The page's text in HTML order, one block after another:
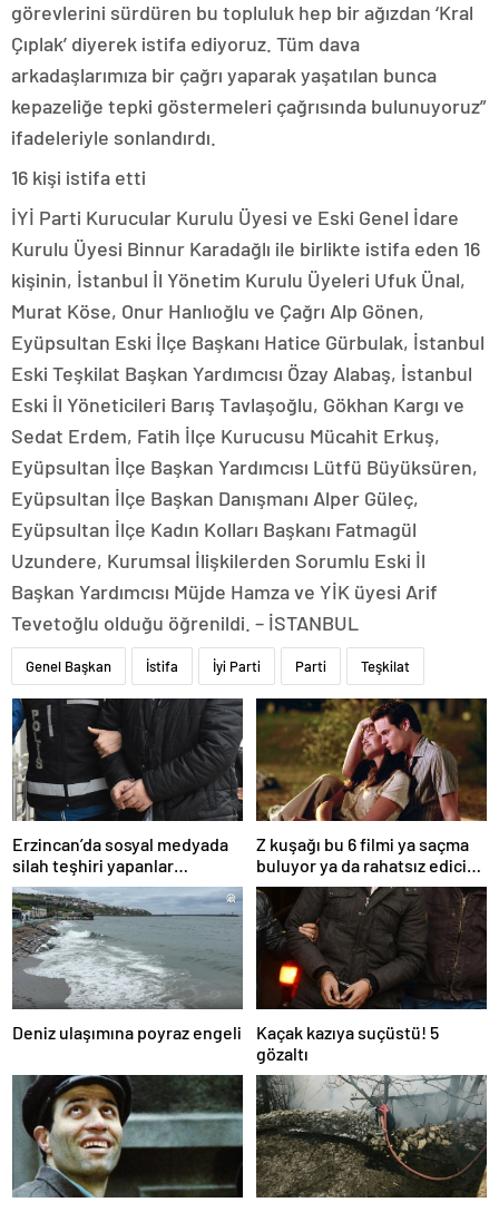
görevlerini sürdüren bu topluluk hep bir ağızdan ‘Kral
Çıplak’ diyerek istifa ediyoruz. Tüm dava
arkadaşlarımıza bir çağrı yaparak yaşatılan bunca
kepazeliğe tepki göstermeleri çağrısında bulunuyoruz”
ifadeleriyle sonlandırdı.
16 kişi istifa etti
İYİ Parti Kurucular Kurulu Üyesi ve Eski Genel İdare
Kurulu Üyesi Binnur Karadağlı ile birlikte istifa eden 16
kişinin, İstanbul İl Yönetim Kurulu Üyeleri Ufuk Ünal,
Murat Köse, Onur Hanlıoğlu ve Çağrı Alp Gönen,
Eyüpsultan Eski İlçe Başkanı Hatice Gürbulak, İstanbul
Eski Teşkilat Başkan Yardımcısı Özay Alabaş, İstanbul
Eski İl Yöneticileri Barış Tavlaşoğlu, Gökhan Kargı ve
Sedat Erdem, Fatih İlçe Kurucusu Mücahit Erkuş,
Eyüpsultan İlçe Başkan Yardımcısı Lütfü Büyüksüren,
Eyüpsultan İlçe Başkan Danışmanı Alper Güleç,
Eyüpsultan İlçe Kadın Kolları Başkanı Fatmagül
Uzundere, Kurumsal İlişkilerden Sorumlu Eski İl
Başkan Yardımcısı Müjde Hamza ve YİK üyesi Arif
Tevetoğlu olduğu öğrenildi. – İSTANBUL
Genel Başkan İstifa İyi Parti Parti Teşkilat
Erzincan’da sosyal medyada
silah teşhiri yapanlar
yakalandı
Z kuşağı bu 6 filmi ya saçma
buluyor ya da rahatsız edici
ve toksik!
Deniz ulaşımına poyraz engeli
Kaçak kazıya suçüstü! 5
gözaltı